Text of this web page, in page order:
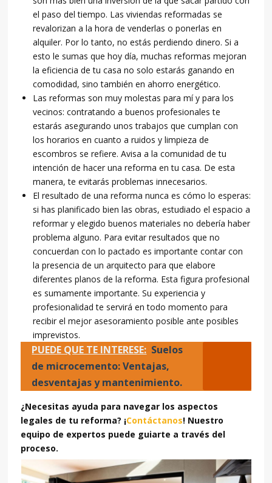
el paso del tiempo. Las viviendas reformadas se
revalorizan a la hora de venderlas o ponerlas en
alquiler. Por lo tanto, no estás perdiendo dinero. Si a
esto le sumas que hoy día, muchas reformas mejoran
la eficiencia de tu casa no solo estarás ganando en
comodidad, sino también en ahorro energético.
Las reformas son muy molestas para mí y para los
vecinos: contratando a buenos profesionales te
estarás asegurando unos trabajos que cumplan con
los horarios en cuanto a ruidos y limpieza de
escombros se refiere. Avisa a la comunidad de tu
intención de hacer una reforma en tu casa. De esta
manera, te evitarás problemas innecesarios.
El resultado de una reforma nunca es cómo lo esperas:
si has planificado bien las obras, estudiado el espacio a
reformar y elegido buenos materiales no debería haber
problema alguno. Para evitar resultados que no
concuerdan con lo pactado es importante contar con
la presencia de un arquitecto para que elabore
diferentes planos de la reforma. Esta figura profesional
es sumamente importante. Su experiencia y
profesionalidad te servirá en todo momento para
recibir el mejor asesoramiento posible ante posibles
imprevistos.
PUEDE QUE TE INTERESE: Suelos
de microcemento: Ventajas,
desventajas y mantenimiento.
¿Necesitas ayuda para navegar los aspectos
legales de tu reforma? ¡Contáctanos! Nuestro
equipo de expertos puede guiarte a través del
proceso.